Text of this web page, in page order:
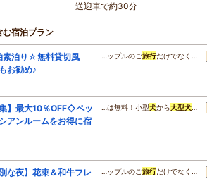
送迎車で約30分
む宿泊プラン
素泊り☆無料貸切風
お勧め♪
…ップルのご旅行だけでなく…
】最大10％OFF◇ペッ
アンルームをお得に宿
…は無料！小型犬から大型犬…
な夜】花束＆和牛フレ
…ップルのご旅行だけでなく…